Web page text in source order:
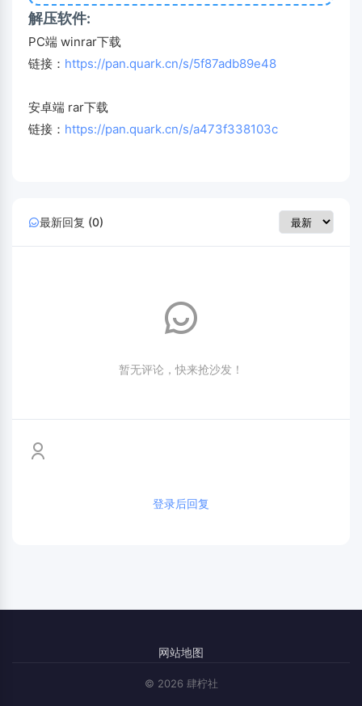
解压软件:
PC端 winrar下载
链接： https://pan.quark.cn/s/5f87adb89e48
安卓端 rar下载
链接： https://pan.quark.cn/s/a473f338103c
最新回复 (0)
暂无评论，快来抢沙发！
登录后回复
网站地图
© 2026 肆柠社